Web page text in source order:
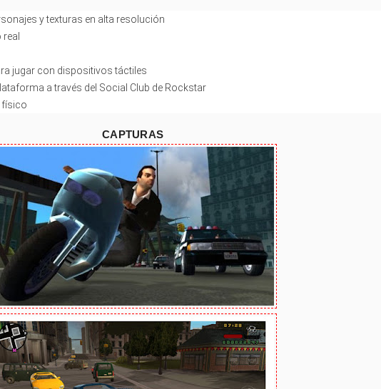
y texturas en alta resolución
jugar con dispositivos táctiles
a través del Social Club de Rockstar
físico
CAPTURAS